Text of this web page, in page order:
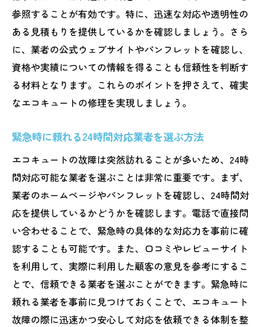
参照することが有効です。特に、迅速な対応や透明性の
ある見積もりを提供しているかを確認しましょう。さら
に、業者の公式ウェブサイトやパンフレットを確認し、
資格や実績についての情報を得ることも信頼性を判断す
る材料となります。これらのポイントを押さえて、確実
なエコキュートの修理を実現しましょう。
緊急時に頼れる24時間対応業者を選ぶ方法
エコキュートの故障は突然訪れることが多いため、24時
間対応可能な業者を選ぶことは非常に重要です。まず、
業者のホームページやパンフレットを確認し、24時間対
応を提供しているかどうかを確認します。電話で直接問
い合わせることで、緊急時の具体的な対応力を事前に確
認することも可能です。また、口コミやレビューサイト
を利用して、実際に利用した顧客の意見を参考にするこ
とで、信頼できる業者を選ぶことができます。緊急時に
頼れる業者を事前に見つけておくことで、エコキュート
故障の際に迅速かつ安心して対応を依頼できる体制を整